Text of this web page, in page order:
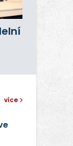
více